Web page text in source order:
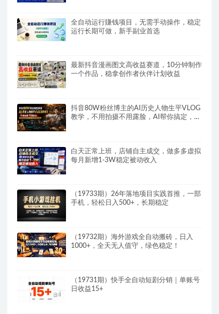
全自动运行賺钱项目，无需手动操作，稳定
运行长期可做，新手副业首选
最新抖音漫画图文高收益赛道，10分钟制作
一个作品，稳拿创作者伙伴计划收益
抖音80W粉丝博主的AI历史人物生平VLOG
教学，不用拍摄不用露脸，AI帮你搞定，轻
白天正常上班，店铺自主成交，做多多虚拟
每月新增1-3W稳定被动收入
（19733期）26年落地项目实践首推，一部
手机，轻松日入500+，长期稳定
（19732期）海外游戏全自动搬砖，日入
1000+，全天无人值守，绿色稳定！
（19731期）快手全自动短剧分销｜单账号
日收益15+